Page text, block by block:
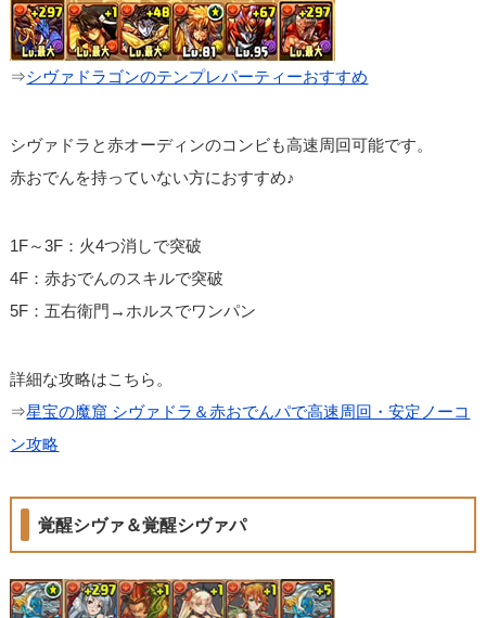
⇒シヴァドラゴンのテンプレパーティーおすすめ
シヴァドラと赤オーディンのコンビも高速周回可能です。
赤おでんを持っていない方におすすめ♪
1F～3F：火4つ消しで突破
4F：赤おでんのスキルで突破
5F：五右衛門→ホルスでワンパン
詳細な攻略はこちら。
⇒星宝の魔窟 シヴァドラ＆赤おでんパで高速周回・安定ノーコ
ン攻略
覚醒シヴァ＆覚醒シヴァパ